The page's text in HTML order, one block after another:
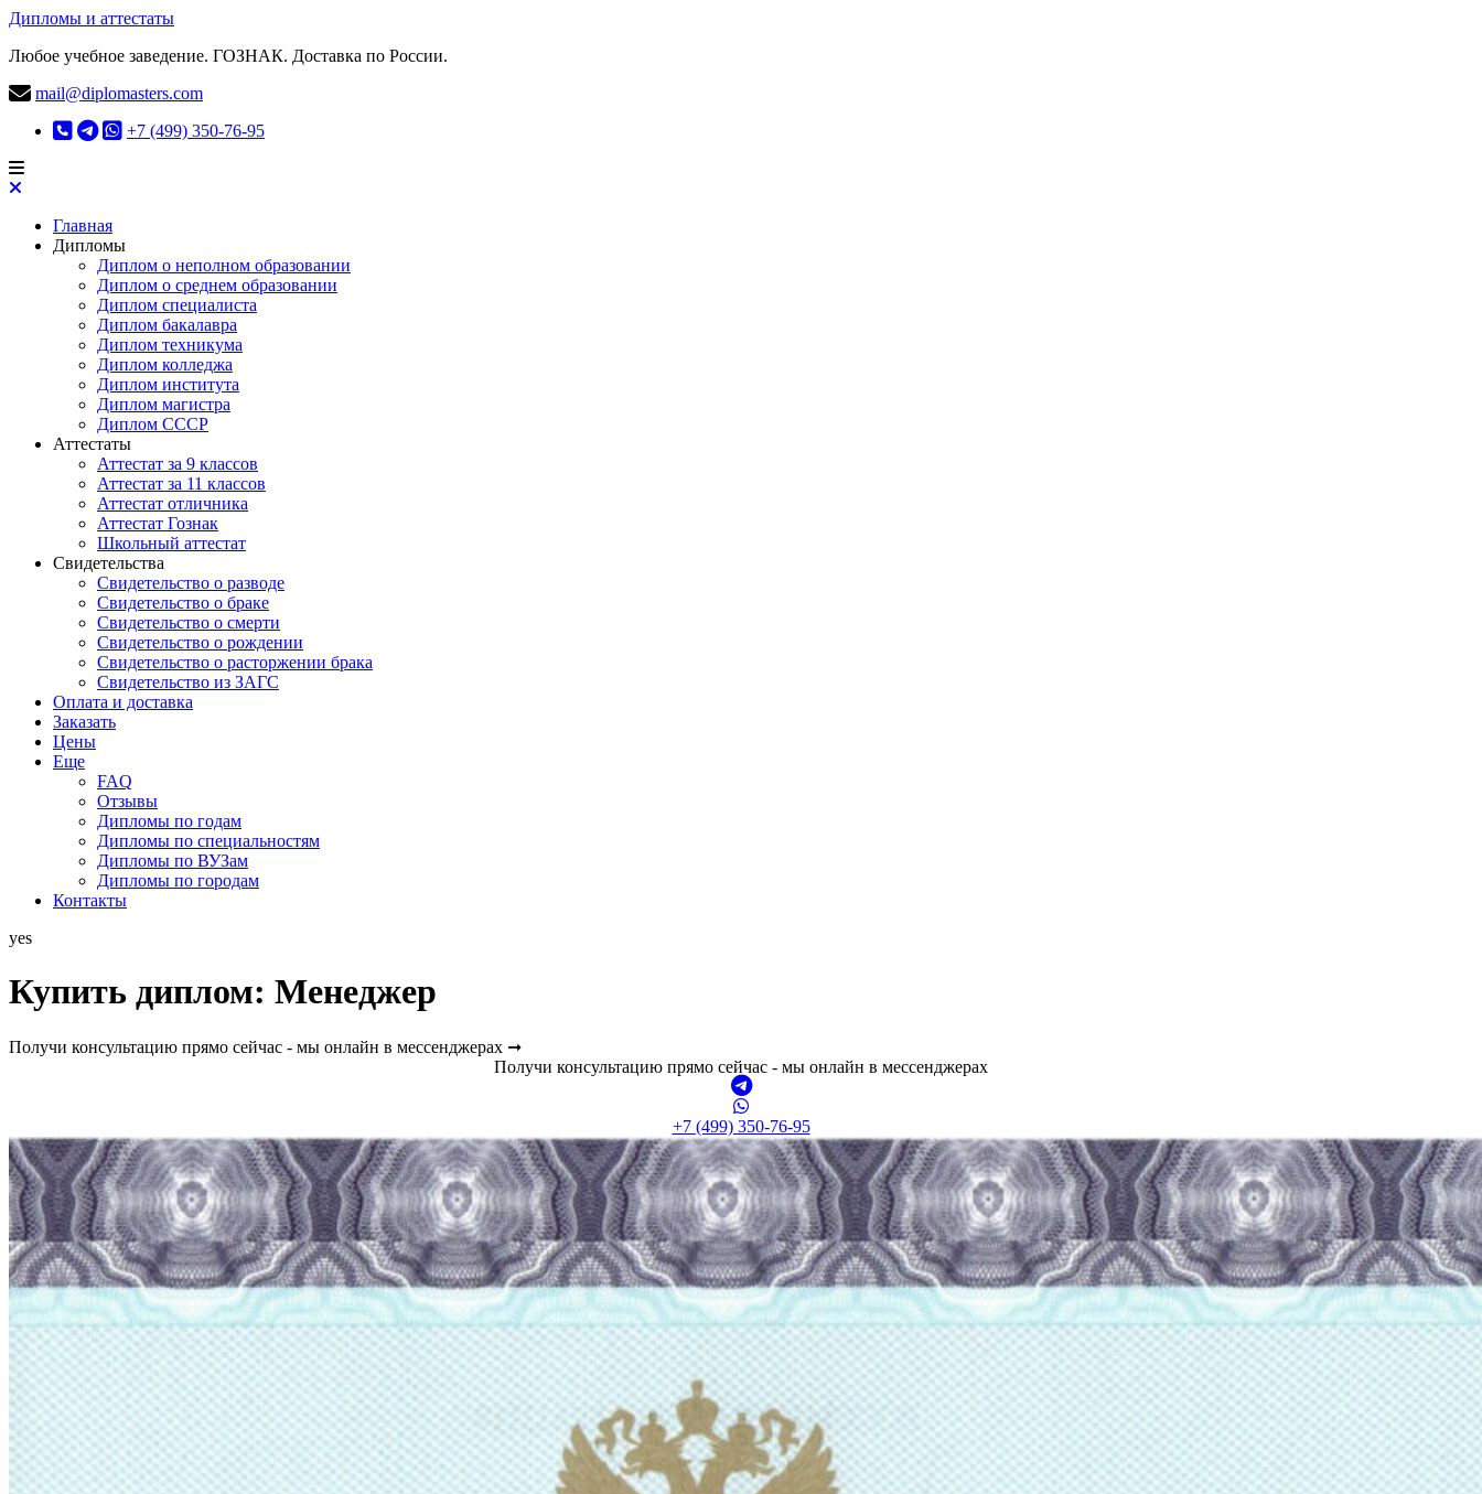
Дипломы и аттестаты
Любое учебное заведение. ГОЗНАК. Доставка по России.
mail@diplomasters.com
+7 (499) 350-76-95
Главная
Дипломы
Диплом о неполном образовании
Диплом о среднем образовании
Диплом специалиста
Диплом бакалавра
Диплом техникума
Диплом колледжа
Диплом института
Диплом магистра
Диплом СССР
Аттестаты
Аттестат за 9 классов
Аттестат за 11 классов
Аттестат отличника
Аттестат Гознак
Школьный аттестат
Свидетельства
Свидетельство о разводе
Свидетельство о браке
Свидетельство о смерти
Свидетельство о рождении
Свидетельство о расторжении брака
Свидетельство из ЗАГС
Оплата и доставка
Заказать
Цены
Еще
FAQ
Отзывы
Дипломы по годам
Дипломы по специальностям
Дипломы по ВУЗам
Дипломы по городам
Контакты
yes
Купить диплом: Менеджер
Получи консультацию прямо сейчас - мы онлайн в мессенджерах ➞
Получи консультацию прямо сейчас - мы онлайн в мессенджерах
+7 (499) 350-76-95